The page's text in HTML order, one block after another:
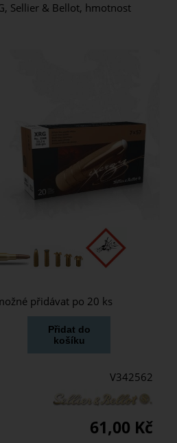
Sellier & Bellot, hmotnost
přidávat po 20 ks
V342562
61,00 Kč